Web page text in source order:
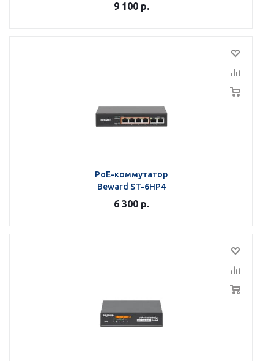
9 100р.
РоЕ-коммутатор
Beward ST-6HP4
6 300р.